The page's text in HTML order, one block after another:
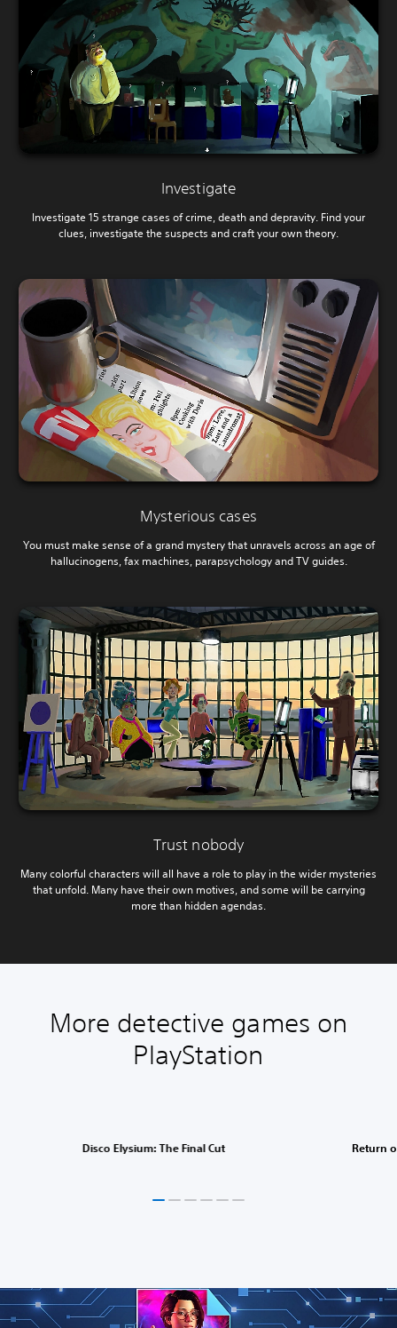
Investigate
Investigate 15 strange cases of crime, death and depravity. Find your
clues, investigate the suspects and craft your own theory.
Mysterious cases
You must make sense of a grand mystery that unravels across an age of
hallucinogens, fax machines, parapsychology and TV guides.
Trust nobody
Many colorful characters will all have a role to play in the wider mysteries
that unfold. Many have their own motives, and some will be carrying
more than hidden agendas.
More detective games on
PlayStation
Disco Elysium: The Final Cut Return